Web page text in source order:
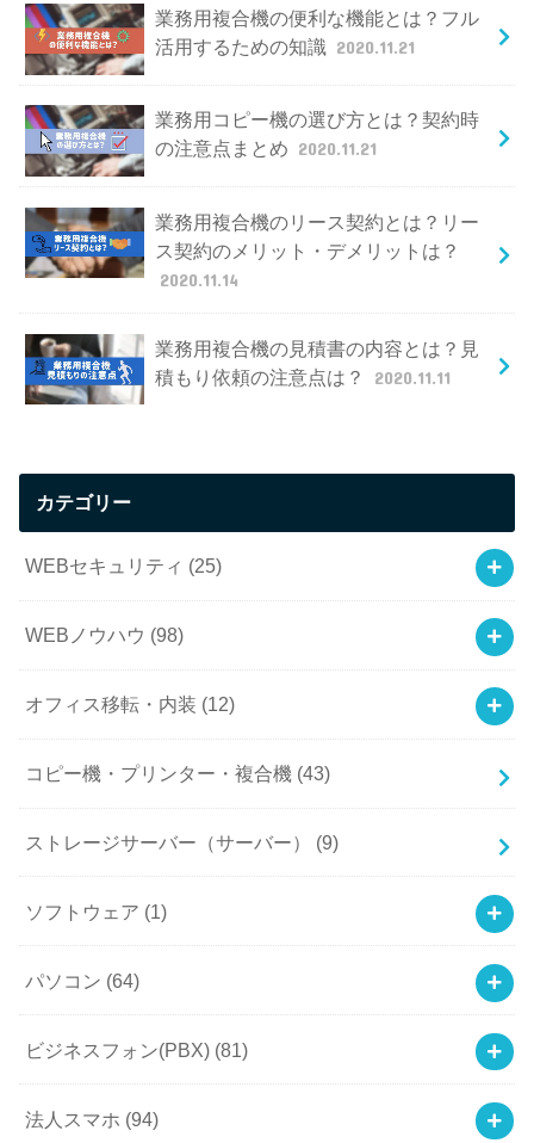
業務用複合機の便利な機能とは？フル
活用するための知識 2020.11.21
業務用コピー機の選び方とは？契約時
の注意点まとめ 2020.11.21
業務用複合機のリース契約とは？リー
ス契約のメリット・デメリットは？
2020.11.14
業務用複合機の見積書の内容とは？見
積もり依頼の注意点は？
2020.11.11
カテゴリー
WEBセキュリティ (25)
WEBノウハウ (98)
オフィス移転・内装 (12)
コピー機・プリンター・複合機 (43)
ストレージサーバー（サーバー） (9)
ソフトウェア (1)
パソコン (64)
ビジネスフォン(PBX) (81)
法人スマホ (94)